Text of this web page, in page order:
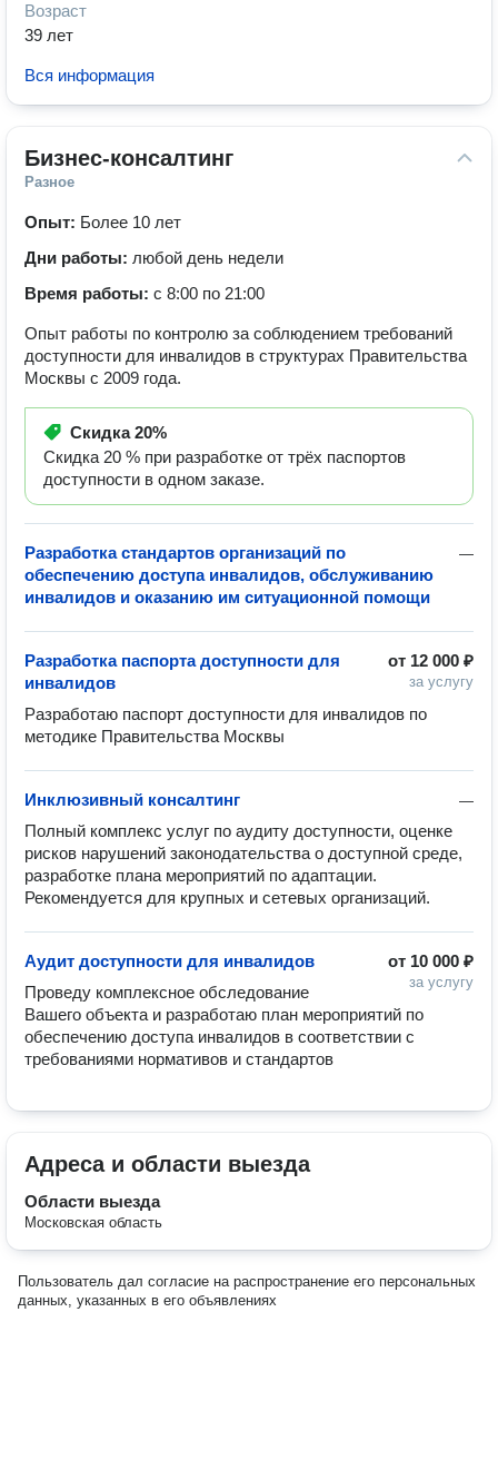
Возраст
39 лет
Вся информация
Бизнес-консалтинг
Разное
Опыт: Более 10 лет
Дни работы: любой день недели
Время работы: с 8:00 по 21:00
Опыт работы по контролю за соблюдением требований
доступности для инвалидов в структурах Правительства
Москвы с 2009 года.
Скидка20%
Скидка 20 % при разработке от трёх паспортов
доступности в одном заказе.
—
Разработка стандартов организаций по
обеспечению доступа инвалидов, обслуживанию
инвалидов и оказанию им ситуационной помощи
от 12 000 ₽
за услугу
Разработка паспорта доступности для
инвалидов
Разработаю паспорт доступности для инвалидов по
методике Правительства Москвы
—
Инклюзивный консалтинг
Полный комплекс услуг по аудиту доступности, оценке
рисков нарушений законодательства о доступной среде,
разработке плана мероприятий по адаптации.
Рекомендуется для крупных и сетевых организаций.
от 10 000 ₽
за услугу
Аудит доступности для инвалидов
Проведу комплексное обследование
Вашего объекта и разработаю план мероприятий по
обеспечению доступа инвалидов в соответствии с
требованиями нормативов и стандартов
Адреса и области выезда
Области выезда
Московская область
Пользователь дал согласие на распространение его персональных
данных, указанных в его объявлениях